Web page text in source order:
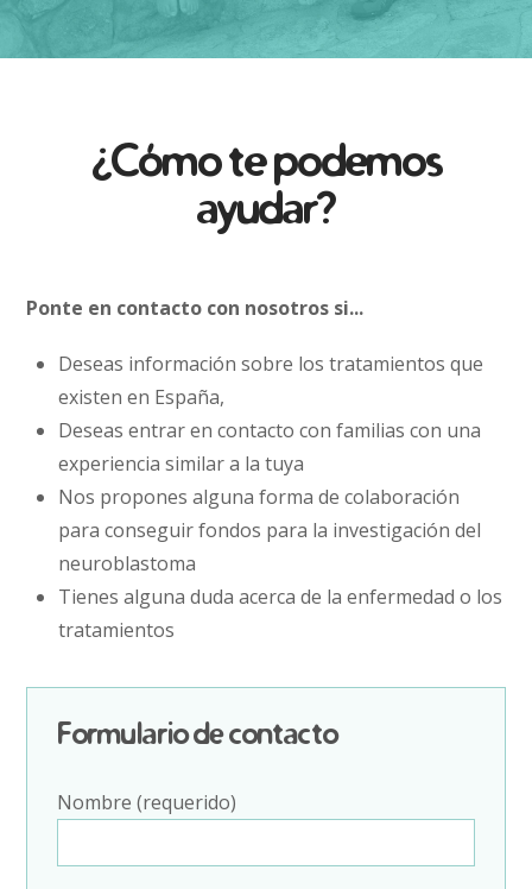
¿Cómo te podemos
ayudar?
Ponte en contacto con nosotros si...
Deseas información sobre los tratamientos que
existen en España,
Deseas entrar en contacto con familias con una
experiencia similar a la tuya
Nos propones alguna forma de colaboración
para conseguir fondos para la investigación del
neuroblastoma
Tienes alguna duda acerca de la enfermedad o los
tratamientos
Formulario de contacto
Nombre (requerido)